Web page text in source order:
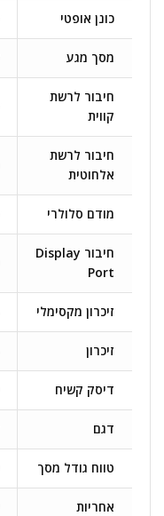
כונן אופטי
מסך מגע
חיבור לרשת
קווית
חיבור לרשת
אלחוטית
מודם סלולרי
חיבור Display
Port
זיכרון מקסימלי
זיכרון
דיסק קשיח
דגם
טווח גודל מסך
אחריות